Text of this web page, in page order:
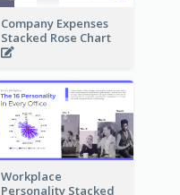
Company Expenses
Stacked Rose Chart
Workplace
Personality Stacked